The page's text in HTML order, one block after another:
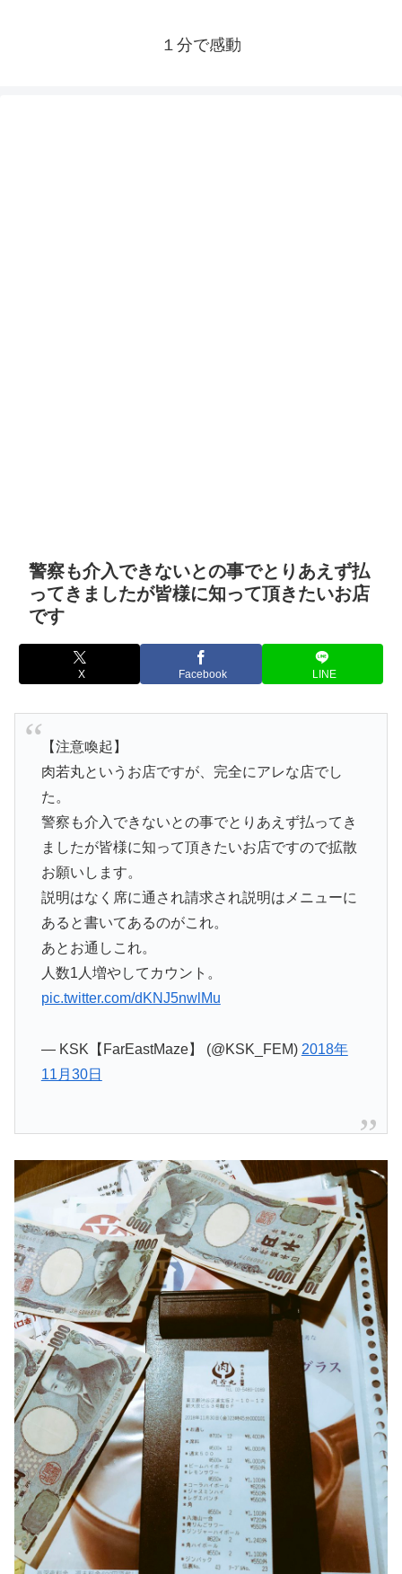
１分で感動
警察も介入できないとの事でとりあえず払
ってきましたが皆様に知って頂きたいお店
です
X Facebook LINE
【注意喚起】
肉若丸というお店ですが、完全にアレな店でし
た。
警察も介入できないとの事でとりあえず払ってき
ましたが皆様に知って頂きたいお店ですので拡散
お願いします。
説明はなく席に通され請求され説明はメニューに
あると書いてあるのがこれ。
あとお通しこれ。
人数1人増やしてカウント。
pic.twitter.com/dKNJ5nwlMu
— KSK【FarEastMaze】 (@KSK_FEM) 2018年
11月30日